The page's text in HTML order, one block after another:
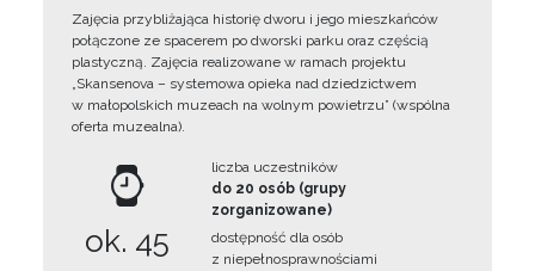
Zajęcia przybliżająca historię dworu i jego mieszkańców
połączone ze spacerem po dworski parku oraz częścią
plastyczną. Zajęcia realizowane w ramach projektu
„Skansenova – systemowa opieka nad dziedzictwem
w małopolskich muzeach na wolnym powietrzu” (wspólna
oferta muzealna).
ok. 45
liczba uczestników
do 20 osób (grupy
zorganizowane)
dostępność dla osób
z niepełnosprawnościami